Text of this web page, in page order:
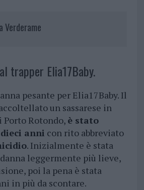
Verderame
trapper Elia17Baby.
pesante per Elia17Baby. Il
un sassarese in
Porto Rotondo, è stato
anni con rito abbreviato
. Inizialmente è stata
leggermente più lieve,
poi la pena è stata
in più da scontare.